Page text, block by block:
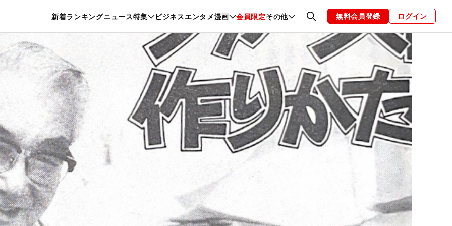
新着ランキングニュース特集 ビジネスエンタメ漫画 会員限定その他
暮らし スポーツ ヘルスケア 美容 グルメ ファッション 恋愛・結婚 編集部 お知らせ
無料会員登録 ログイン